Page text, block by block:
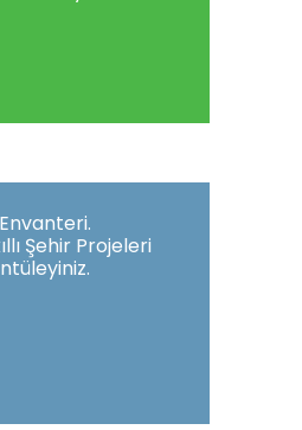
Şehir Projeleri